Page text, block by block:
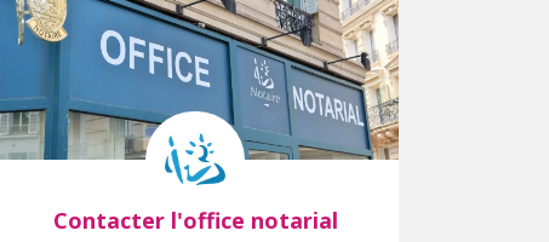
Contacter l'office notarial